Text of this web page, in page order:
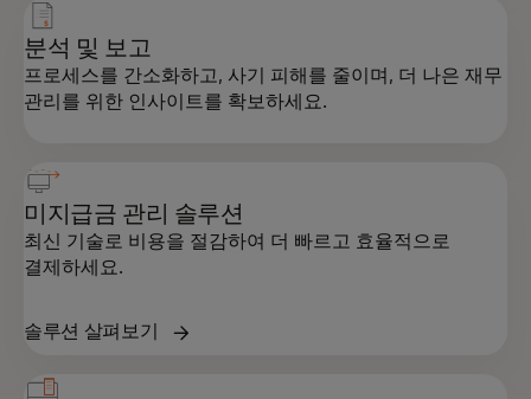
분석 및 보고
프로세스를 간소화하고, 사기 피해를 줄이며, 더 나은 재무
관리를 위한 인사이트를 확보하세요.
미지급금 관리 솔루션
최신 기술로 비용을 절감하여 더 빠르고 효율적으로
결제하세요.
솔루션 살펴보기